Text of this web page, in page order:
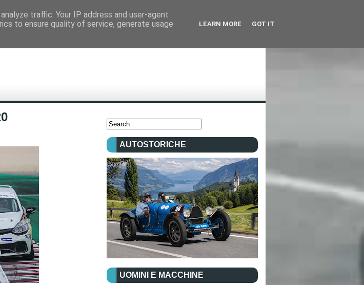
AUTOSTORICHE
UOMINI E MACCHINE
traffic. Your IP address and user-agent
to ensure quality of service, generate usage
LEARN MORE GOT IT